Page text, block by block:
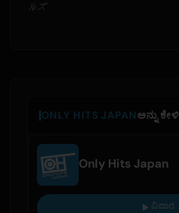
ルズ
ONLY HITS JAPANಅನ್ನು ಕೇಳಿ
Only Hits Japan
ವಿವಾರ